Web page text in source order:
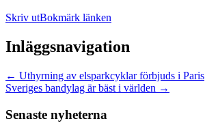
Skriv utBokmärk länken
Inläggsnavigation
← Uthyrning av elsparkcyklar förbjuds i Paris
Sveriges bandylag är bäst i världen →
Senaste nyheterna